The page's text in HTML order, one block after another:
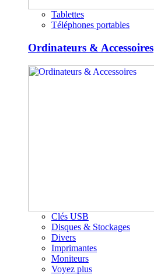
Tablettes
Téléphones portables
Ordinateurs & Accessoires
Clés USB
Disques & Stockages
Divers
Imprimantes
Moniteurs
Voyez plus